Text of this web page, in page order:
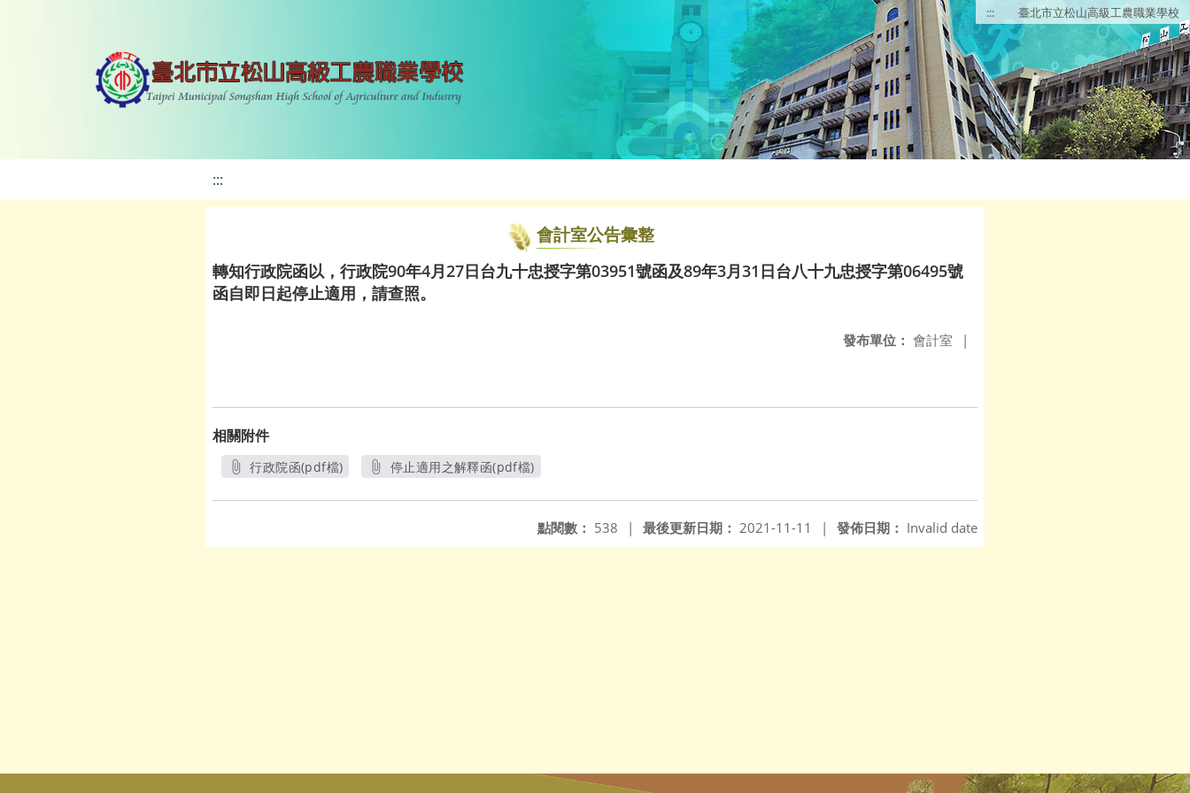
::: 臺北市立松山高級工農職業學校
:::
會計室公告彙整
轉知行政院函以，行政院90年4月27日台九十忠授字第03951號函及89年3月31日台八十九忠授字第06495號
函自即日起停止適用，請查照。
發布單位： 會計室 |
相關附件
行政院函(pdf檔)
停止適用之解釋函(pdf檔)
發佈日期： Invalid date
最後更新日期： 2021-11-11 |
點閱數： 538 |